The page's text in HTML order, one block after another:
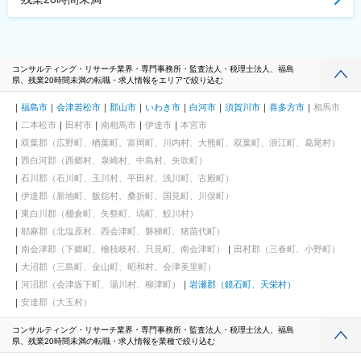
コンサルティング・リサーチ業界・専門事務所・監査法人・税理士法人、福島
県、残業20時間未満の転職・求人情報をエリアで絞り込む
福島市 会津若松市 郡山市 いわき市 白河市 須賀川市 喜多方市
相馬市
二本松市
田村市 南相馬市 伊達市
本宮市
双葉郡（広野町、楢葉町、富岡町、川内村、大熊町、双葉町、浪江町、葛尾村）
西白河郡（西郷村、泉崎村、中島村、矢吹町）
石川郡（石川町、玉川村、平田村、浅川町、古殿町）
伊達郡（新地町、飯舘村、桑折町、国見町、川俣町）
東白川郡（棚倉町、矢祭町、塙町、鮫川村）
耶麻郡（北塩原村、西会津町、磐梯町、猪苗代町）
南会津郡（下郷町、檜枝岐村、只見町、南会津町）
田村郡（三春町、小野町）
大沼郡（三島町、金山町、昭和村、会津美里町）
河沼郡（会津坂下町、湯川村、柳津町）
岩瀬郡（鏡石町、天栄村）
安達郡（大玉村）
コンサルティング・リサーチ業界・専門事務所・監査法人・税理士法人、福島
県、残業20時間未満の転職・求人情報を業種で絞り込む